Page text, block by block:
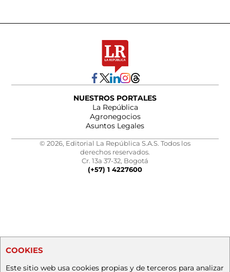
NUESTROS PORTALES
La República
Agronegocios
Asuntos Legales
© 2026, Editorial La República S.A.S. Todos los
derechos reservados.
Cr. 13a 37-32, Bogotá
(+57) 1 4227600
COOKIES
Este sitio web usa cookies propias y de terceros para analizar